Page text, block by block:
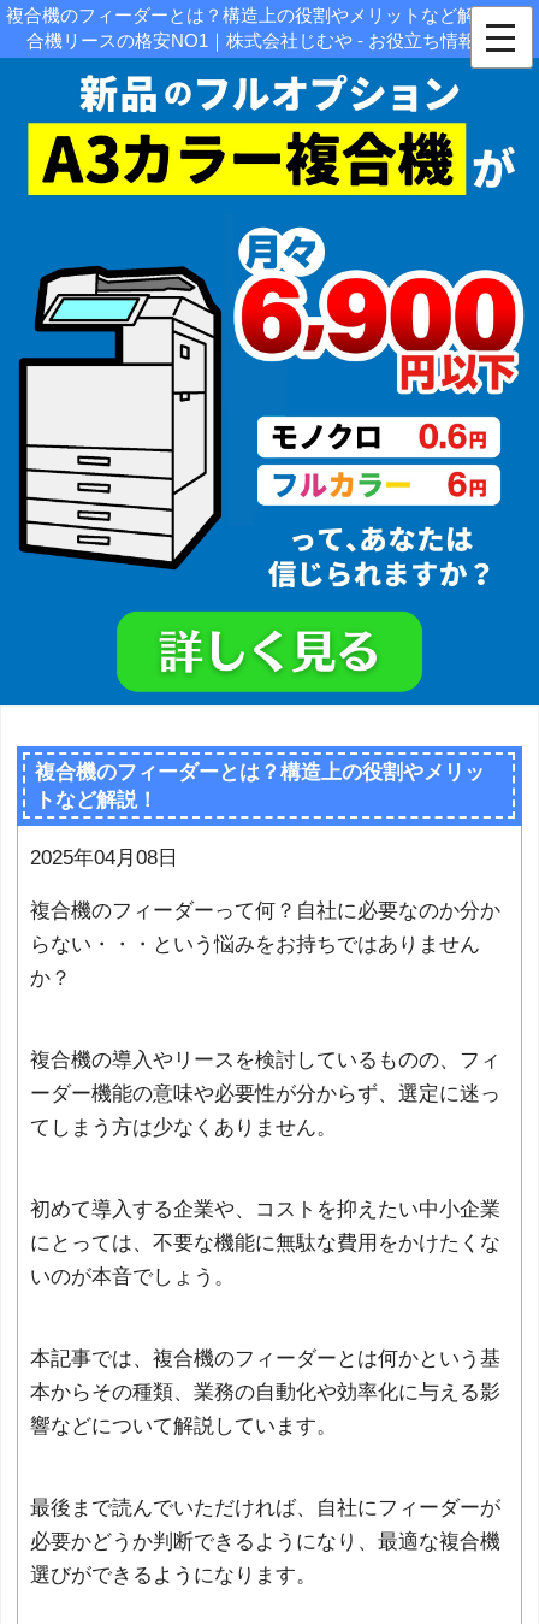
複合機のフィーダーとは？構造上の役割やメリットなど解説！|複
合機リースの格安NO1｜株式会社じむや - お役立ち情報関連
複合機のフィーダーとは？構造上の役割やメリッ
トなど解説！
2025年04月08日
複合機のフィーダーって何？自社に必要なのか分か
らない・・・という悩みをお持ちではありません
か？
複合機の導入やリースを検討しているものの、フィ
ーダー機能の意味や必要性が分からず、選定に迷っ
てしまう方は少なくありません。
初めて導入する企業や、コストを抑えたい中小企業
にとっては、不要な機能に無駄な費用をかけたくな
いのが本音でしょう。
本記事では、複合機のフィーダーとは何かという基
本からその種類、業務の自動化や効率化に与える影
響などについて解説しています。
最後まで読んでいただければ、自社にフィーダーが
必要かどうか判断できるようになり、最適な複合機
選びができるようになります。